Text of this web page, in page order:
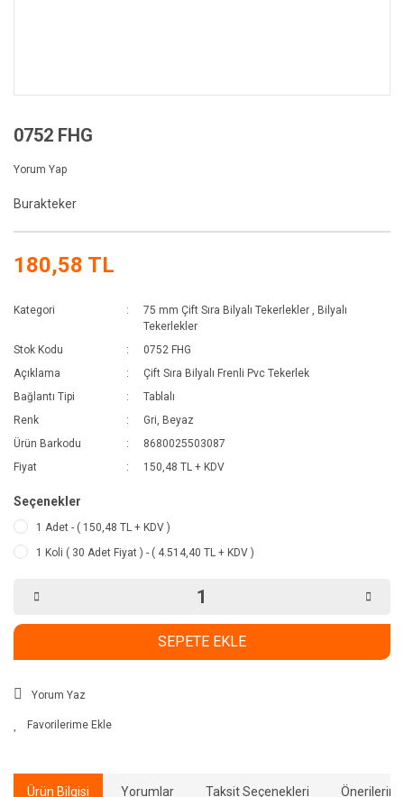
0752 FHG
Yorum Yap
Burakteker
180,58 TL
Kategori 75 mm Çift Sıra Bilyalı Tekerlekler , Bilyalı
Tekerlekler
Stok Kodu
0752 FHG
Açıklama
Çift Sıra Bilyalı Frenli Pvc Tekerlek
Bağlantı Tipi
Tablalı
Renk
Gri, Beyaz
Ürün Barkodu
8680025503087
Fiyat
150,48 TL + KDV
Seçenekler
1 Adet - ( 150,48 TL + KDV )
1 Koli ( 30 Adet Fiyat ) - ( 4.514,40 TL + KDV )
SEPETE EKLE
Yorum Yaz
Ürün Bilgisi Yorumlar Taksit Seçenekleri